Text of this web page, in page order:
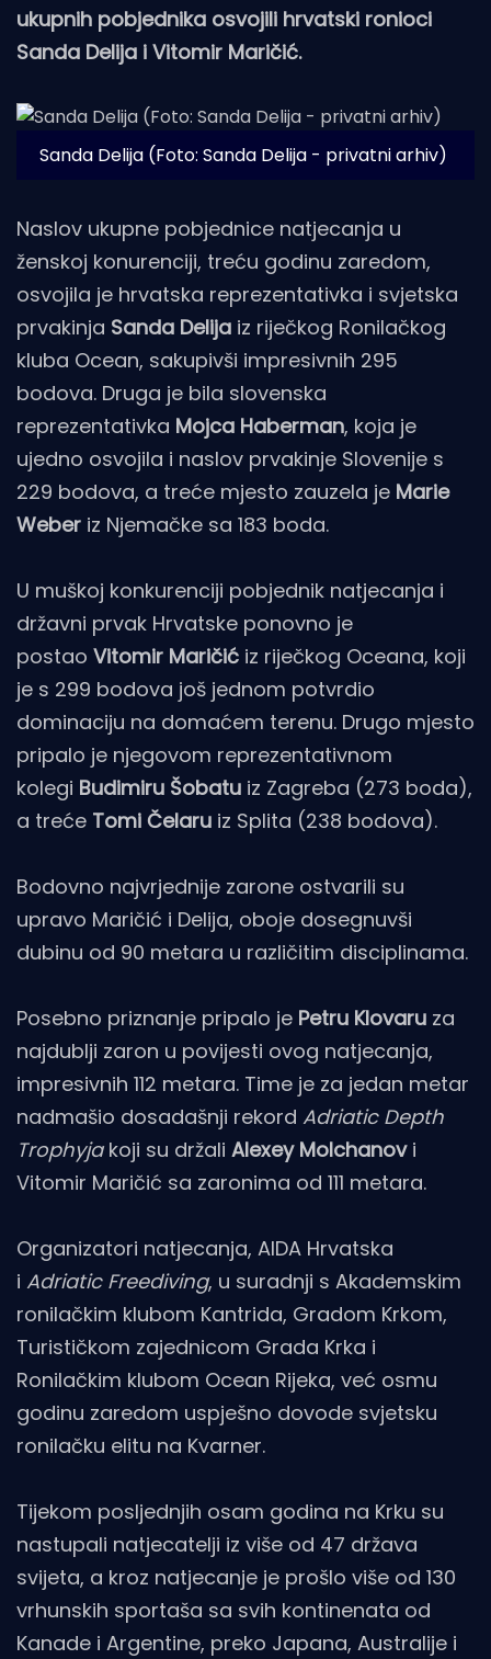
ukupnih pobjednika osvojili hrvatski ronioci
Sanda Delija i Vitomir Maričić.
Sanda Delija (Foto: Sanda Delija - privatni arhiv)
Naslov ukupne pobjednice natjecanja u
ženskoj konurenciji, treću godinu zaredom,
osvojila je hrvatska reprezentativka i svjetska
prvakinja Sanda Delija iz riječkog Ronilačkog
kluba Ocean, sakupivši impresivnih 295
bodova. Druga je bila slovenska
reprezentativka Mojca Haberman, koja je
ujedno osvojila i naslov prvakinje Slovenije s
229 bodova, a treće mjesto zauzela je Marie
Weber iz Njemačke sa 183 boda.
U muškoj konkurenciji pobjednik natjecanja i
državni prvak Hrvatske ponovno je
postao Vitomir Maričić iz riječkog Oceana, koji
je s 299 bodova još jednom potvrdio
dominaciju na domaćem terenu. Drugo mjesto
pripalo je njegovom reprezentativnom
kolegi Budimiru Šobatu iz Zagreba (273 boda),
a treće Tomi Čelaru iz Splita (238 bodova).
Bodovno najvrjednije zarone ostvarili su
upravo Maričić i Delija, oboje dosegnuvši
dubinu od 90 metara u različitim disciplinama.
Posebno priznanje pripalo je Petru Klovaru za
najdublji zaron u povijesti ovog natjecanja,
impresivnih 112 metara. Time je za jedan metar
nadmašio dosadašnji rekord Adriatic Depth
Trophyjakoji su držali Alexey Molchanovi
Vitomir Maričić sa zaronima od 111 metara.
Organizatori natjecanja, AIDA Hrvatska
i Adriatic Freediving, u suradnji s Akademskim
ronilačkim klubom Kantrida, Gradom Krkom,
Turističkom zajednicom Grada Krka i
Ronilačkim klubom Ocean Rijeka, već osmu
godinu zaredom uspješno dovode svjetsku
ronilačku elitu na Kvarner.
Tijekom posljednjih osam godina na Krku su
nastupali natjecatelji iz više od 47 država
svijeta, a kroz natjecanje je prošlo više od 130
vrhunskih sportaša sa svih kontinenata od
Kanade i Argentine, preko Japana, Australije i